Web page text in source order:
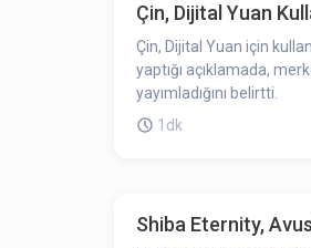
Çin, Dijital Yuan
Çin, Dijital Yuan için
yaptığı açıklamada,
yayımladığını belirtti.
1dk
Shiba Eternity,